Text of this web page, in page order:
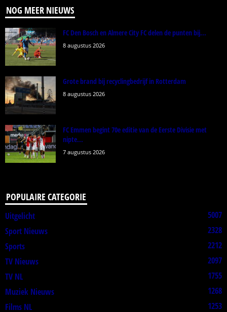
NOG MEER NIEUWS
FC Den Bosch en Almere City FC delen de punten bij...
8 augustus 2026
Grote brand bij recyclingbedrijf in Rotterdam
8 augustus 2026
FC Emmen begint 70e editie van de Eerste Divisie met
nipte...
7 augustus 2026
POPULAIRE CATEGORIE
Uitgelicht
5007
Sport Nieuws
2328
Sports
2212
TV Nieuws
2097
TV NL
1755
Muziek Nieuws
1268
Films NL
1253